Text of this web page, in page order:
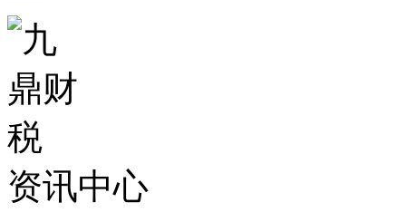
资讯中心